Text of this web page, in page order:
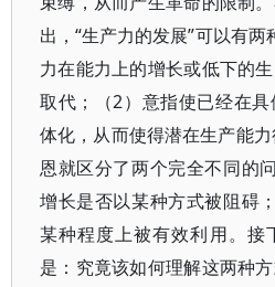
出，“生产力的发展”可以有
力在能力上的增长或低下的
取代；（2）意指使已经在
体化，从而使得潜在生产能
恩就区分了两个完全不同的
增长是否以某种方式被阻碍
某种程度上被有效利用。接
是：究竟该如何理解这两种